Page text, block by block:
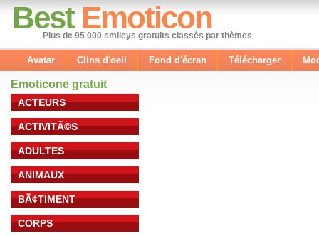
Best Emoticon
Plus de 95 000 smileys gratuits classés par thèmes
Avatar Clins d'oeil Fond d'écran Télécharger
Emoticone gratuit
ACTEURS
ACTIVITÃ©S
ADULTES
ANIMAUX
BÃ¢TIMENT
CORPS